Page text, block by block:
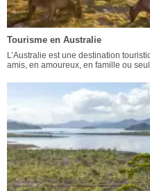
Tourisme en Australie
L’Australie est une destination
amis, en amoureux, en famille ou